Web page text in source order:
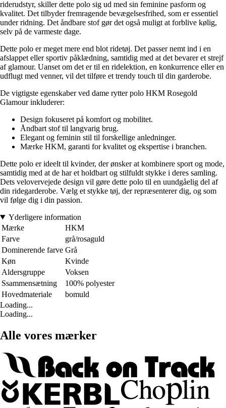
riderudstyr, skiller dette polo sig ud med sin feminine pasform og
kvalitet. Det tilbyder fremragende bevægelsesfrihed, som er essentiel
under ridning. Det åndbare stof gør det også muligt at forblive kølig,
selv på de varmeste dage.
Dette polo er meget mere end blot ridetøj. Det passer nemt ind i en
afslappet eller sportiv påklædning, samtidig med at det bevarer et strejf
af glamour. Uanset om det er til en ridelektion, en konkurrence eller en
udflugt med venner, vil det tilføre et trendy touch til din garderobe.
De vigtigste egenskaber ved dame rytter polo HKM Rosegold
Glamour inkluderer:
Design fokuseret på komfort og mobilitet.
Åndbart stof til langvarig brug.
Elegant og feminin stil til forskellige anledninger.
Mærke HKM, garanti for kvalitet og ekspertise i branchen.
Dette polo er ideelt til kvinder, der ønsker at kombinere sport og mode,
samtidig med at de har et holdbart og stilfuldt stykke i deres samling.
Dets velovervejede design vil gøre dette polo til en uundgåelig del af
din ridegarderobe. Vælg et stykke tøj, der repræsenterer dig, og som
vil følge dig i din passion.
Yderligere information
Mærke
HKM
Farve
grå/rosaguld
Dominerende farve Grå
Køn
Kvinde
Aldersgruppe
Voksen
Ssammensætning
100% polyester
Hovedmateriale
bomuld
Loading...
Loading...
Alle vores mærker